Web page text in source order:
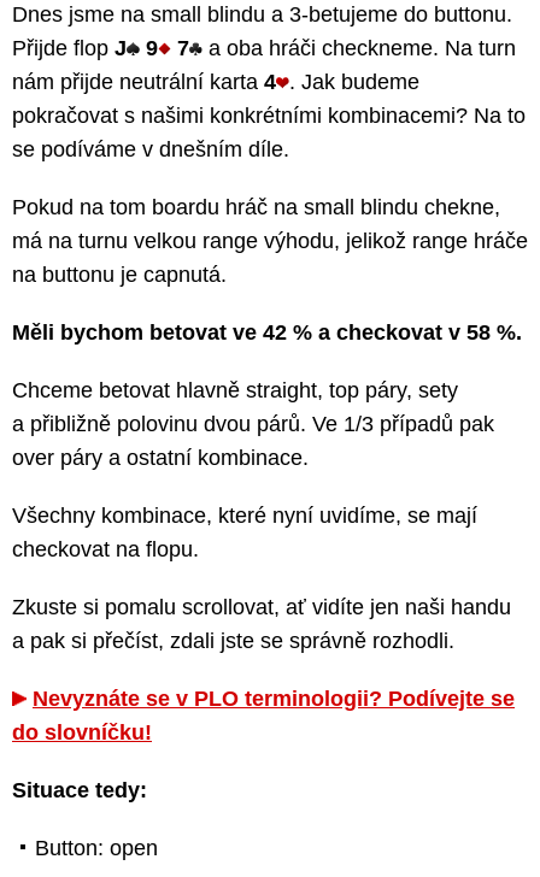
Dnes jsme na small blindu a 3-betujeme do buttonu.
Přijde flop J 9 7
a oba hráči checkneme. Na turn
nám přijde neutrální karta 4 . Jak budeme
pokračovat s našimi konkrétními kombinacemi? Na to
se podíváme v dnešním díle.
Pokud na tom boardu hráč na small blindu chekne,
má na turnu velkou range výhodu, jelikož range hráče
na buttonu je capnutá.
Měli bychom betovat ve 42 % a checkovat v 58 %.
Chceme betovat hlavně straight, top páry, sety
a přibližně polovinu dvou párů. Ve 1/3 případů pak
over páry a ostatní kombinace.
Všechny kombinace, které nyní uvidíme, se mají
checkovat na flopu.
Zkuste si pomalu scrollovat, ať vidíte jen naši handu
a pak si přečíst, zdali jste se správně rozhodli.
Nevyznáte se v PLO terminologii? Podívejte se
do slovníčku!
Situace tedy:
Button: open